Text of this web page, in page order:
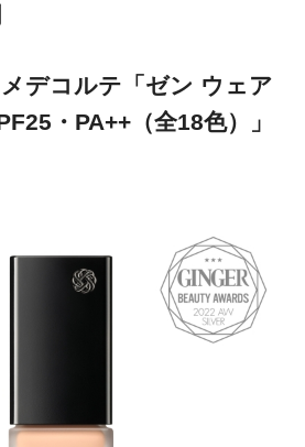
メデコルテ「ゼン ウェア
・PA++（全18色）」